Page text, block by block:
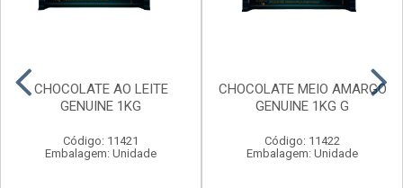
CHOCOLATE AO LEITE
GENUINE 1KG
Código: 11421
Embalagem: Unidade
CHOCOLATE MEIO AMARGO
GENUINE 1KG G
Código: 11422
Embalagem: Unidade